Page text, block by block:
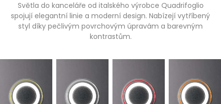
Světla do kanceláře od italského výrobce Quadrifoglio
spojují elegantní linie a moderní design. Nabízejí vytříbený
styl díky pečlivým povrchovým úpravám a barevným
kontrastům.